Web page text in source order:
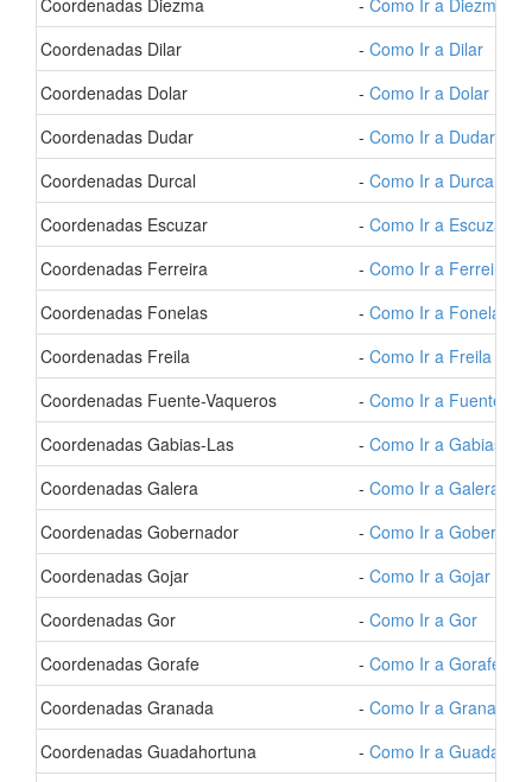
- Coordenadas Diezma - Como Ir a Diezma
- Coordenadas Dilar
- Como Ir a Dilar
- Coordenadas Dolar
- Como Ir a Dolar
- Coordenadas Dudar
- Como Ir a Dudar
- Coordenadas Durcal
- Como Ir a Durcal
- Coordenadas Escuzar
- Como Ir a Escuzar
- Coordenadas Ferreira
- Como Ir a Ferreira
- Coordenadas Fonelas
- Como Ir a Fonelas
- Coordenadas Freila
- Como Ir a Freila
- Coordenadas Fuente-Vaqueros
- Como Ir a Fuente-
- Coordenadas Gabias-Las
- Como Ir a Gabias-
- Coordenadas Galera
- Como Ir a Galera
- Coordenadas Gobernador
- Como Ir a
- Coordenadas Gojar
- Como Ir a Gojar
- Coordenadas Gor
- Como Ir a Gor
- Coordenadas Gorafe
- Como Ir a Gorafe
- Coordenadas Granada
- Como Ir a Granada
- Coordenadas Guadahortuna
- Como Ir a